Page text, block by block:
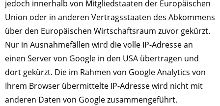
jedoch innerhalb von Mitgliedstaaten der Europäischen
Union oder in anderen Vertragsstaaten des Abkommens
über den Europäischen Wirtschaftsraum zuvor gekürzt.
Nur in Ausnahmefällen wird die volle IP-Adresse an
einen Server von Google in den USA übertragen und
dort gekürzt. Die im Rahmen von Google Analytics von
Ihrem Browser übermittelte IP-Adresse wird nicht mit
anderen Daten von Google zusammengeführt.